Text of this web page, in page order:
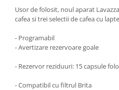
Usor de folosit, noul aparat
cafea si trei selectii de cafea cu
- Programabil
- Avertizare rezervoare goale
- Rezervor reziduuri: 15 capsule
- Compatibil cu filtrul Brita